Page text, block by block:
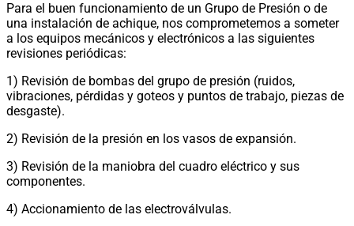
Para el buen funcionamiento de un Grupo de Presión o de
una instalación de achique, nos comprometemos a someter
a los equipos mecánicos y electrónicos a las siguientes
revisiones periódicas:
1) Revisión de bombas del grupo de presión (ruidos,
vibraciones, pérdidas y goteos y puntos de trabajo, piezas de
desgaste).
2) Revisión de la presión en los vasos de expansión.
3) Revisión de la maniobra del cuadro eléctrico y sus
componentes.
4) Accionamiento de las electroválvulas.